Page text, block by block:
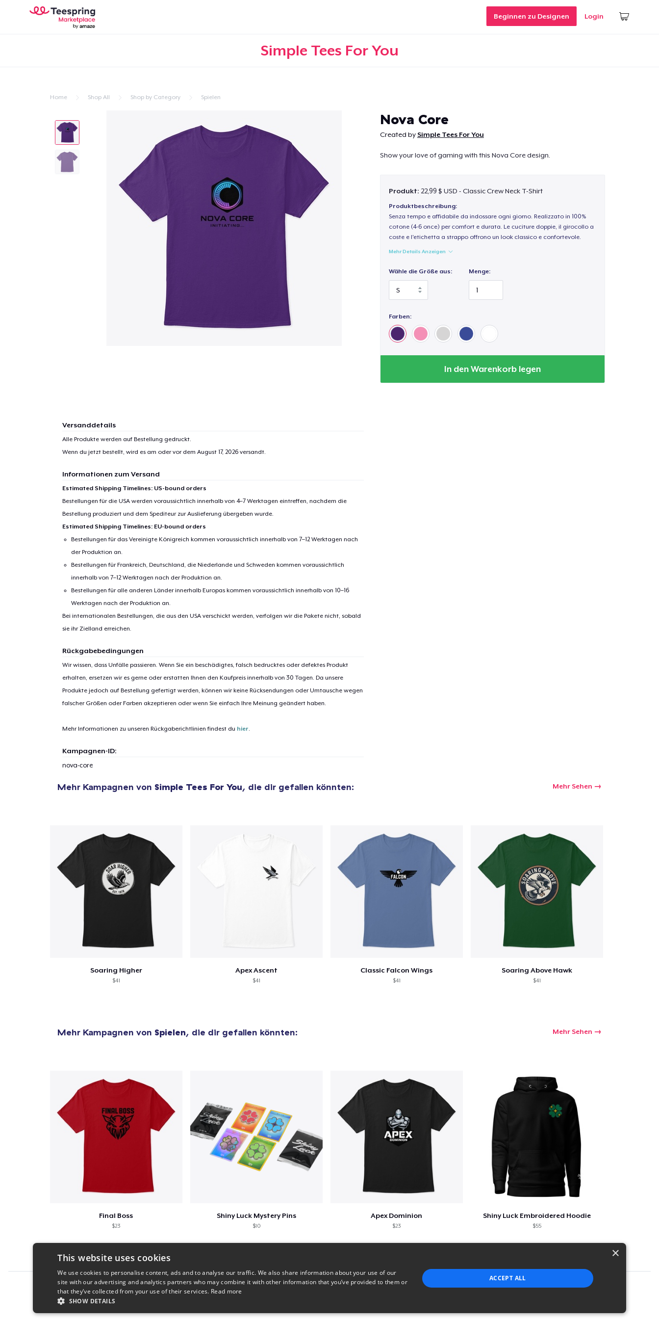
Beginnen zu Designen Login
Simple Tees For You
Home Shop All Shop by Category Spielen
Nova Core
Created bySimple Tees For You
Show your love of gaming with this Nova Core design.
Produkt: 22,99 $ USD - Classic Crew Neck T-Shirt
Produktbeschreibung:
Senza tempo e affidabile da indossare ogni giorno. Realizzato in 100%
cotone (4-6 once) per comfort e durata. Le cuciture doppie, il girocollo a
coste e l'etichetta a strappo offrono un look classico e confortevole.
Mehr Details Anzeigen
Wähle die Größe aus: Menge:
Farben:
In den Warenkorb legen
Versanddetails
Alle Produkte werden auf Bestellung gedruckt.
Wenn du jetzt bestellt, wird es am oder vor dem August 17, 2026versandt.
Informationen zum Versand
Estimated Shipping Timelines: US-bound orders
Bestellungen für die USA werden voraussichtlich innerhalb von 4–7 Werktagen eintreffen, nachdem die
Bestellung produziert und dem Spediteur zur Auslieferung übergeben wurde.
Estimated Shipping Timelines: EU-bound orders
Bestellungen für das Vereinigte Königreich kommen voraussichtlich innerhalb von 7–12 Werktagen nach
der Produktion an.
Bestellungen für Frankreich, Deutschland, die Niederlande und Schweden kommen voraussichtlich
innerhalb von 7–12 Werktagen nach der Produktion an.
Bestellungen für alle anderen Länder innerhalb Europas kommen voraussichtlich innerhalb von 10–16
Werktagen nach der Produktion an.
Bei internationalen Bestellungen, die aus den USA verschickt werden, verfolgen wir die Pakete nicht, sobald
sie ihr Zielland erreichen.
Rückgabebedingungen
Wir wissen, dass Unfälle passieren. Wenn Sie ein beschädigtes, falsch bedrucktes oder defektes Produkt
erhalten, ersetzen wir es gerne oder erstatten Ihnen den Kaufpreis innerhalb von 30 Tagen. Da unsere
Produkte jedoch auf Bestellung gefertigt werden, können wir keine Rücksendungen oder Umtausche wegen
falscher Größen oder Farben akzeptieren oder wenn Sie einfach Ihre Meinung geändert haben.
Mehr Informationen zu unseren Rückgaberichtlinien findest du hier.
Kampagnen-ID:
nova-core
Mehr Kampagnen von Simple Tees For You, die dir gefallen könnten: Mehr Sehen
Soaring Higher
$41
Apex Ascent
$41
Classic Falcon Wings
$41
Soaring Above Hawk
$41
Mehr Kampagnen von Spielen, die dir gefallen könnten: Mehr Sehen
Final Boss
$23
Shiny Luck Mystery Pins
$10
Apex Dominion
$23
Shiny Luck Embroidered Hoodie
$55
Report this product
1Artikel wurde zum Einkaufswagen
×
This website uses cookies
We use cookies to personalise content, ads and to analyse our traffic. We also share information about your use of our
site with our advertising and analytics partners who may combine it with other information that you’ve provided to them or
that they’ve collected from your use of their services. Read more
SHOW DETAILS
ACCEPT ALL